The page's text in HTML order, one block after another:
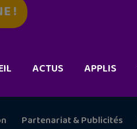
!
ACTUS APPLIS
Partenariat & Publicités